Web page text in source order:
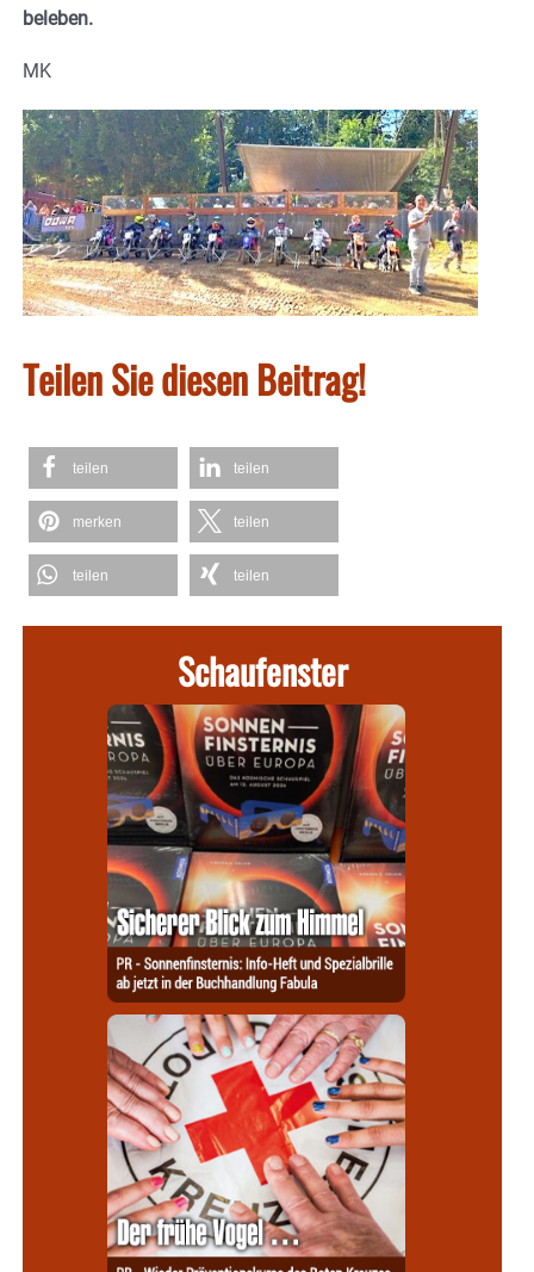
beleben.
MK
Teilen Sie diesen Beitrag!
teilen teilen
merken teilen
teilen teilen
Schaufenster